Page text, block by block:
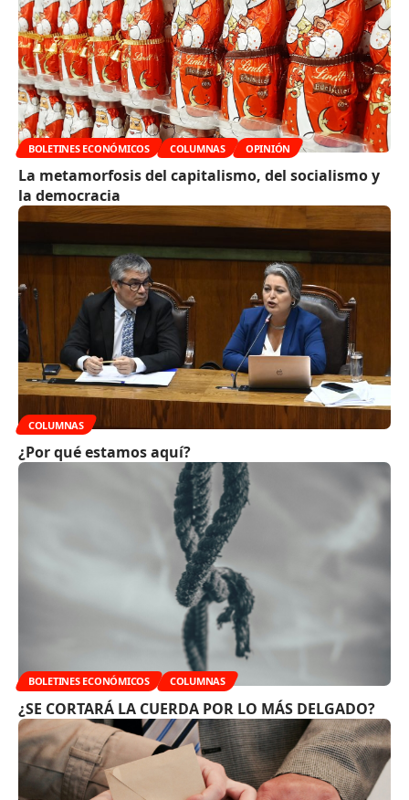
BOLETINES ECONÓMICOS COLUMNAS OPINIÓN
La metamorfosis del capitalismo, del socialismo y
la democracia
COLUMNAS
¿Por qué estamos aquí?
BOLETINES ECONÓMICOS COLUMNAS
¿SE CORTARÁ LA CUERDA POR LO MÁS DELGADO?